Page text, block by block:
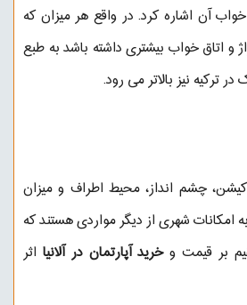
آن اشاره کرد. در واقع هر میزان که
و اتاق خواب بیشتری داشته باشد به طبع
ترکیه نیز بالاتر می رود.
چشم انداز، محیط اطراف و میزان
شهری از دیگر مواردی هستند که
بر قیمت وخرید آپارتمان در آلانیا اثر